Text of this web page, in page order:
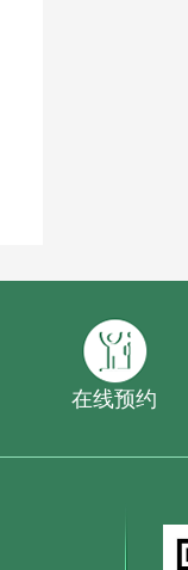
在线预约